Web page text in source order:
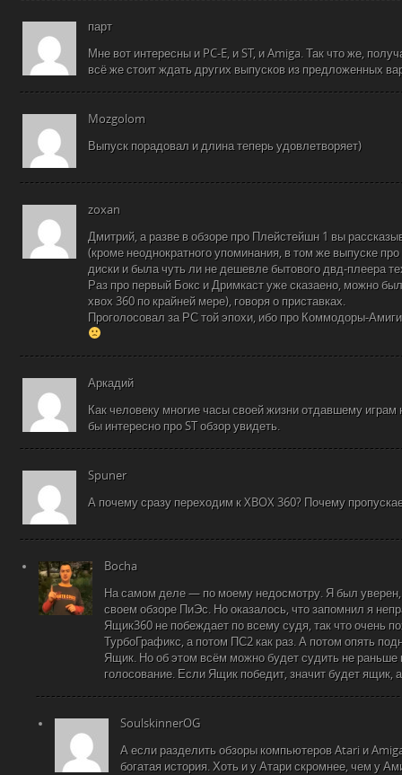
парт
Мне вот интересны и PC-E, и ST, и Amiga. Так что же,
всё же стоит ждать других выпусков из предложенных
Mozgolom
Выпуск порадовал и длина теперь удовлетворяет)
zoxan
Дмитрий, а разве в обзоре про Плейстейшн 1 вы
(кроме неоднократного упоминания, в том же выпуске
диски и была чуть ли не дешевле бытового двд-плеера
Раз про первый Бокс и Дримкаст уже сказаено, можно
хвох 360 по крайней мере), говоря о приставках.
Проголосовал за РС той эпохи, ибо про Коммодоры-
Аркадий
Как человеку многие часы своей жизни отдавшему
бы интересно про ST обзор увидеть.
Spuner
А почему сразу переходим к XBOX 360? Почему
Bocha
На самом деле — по моему недосмотру. Я был уверен,
своем обзоре ПиЭс. Но оказалось, что запомнил я
Ящик360 не побеждает по всему судя, так что очень
ТурбоГрафикс, а потом ПС2 как раз. А потом опять
Ящик. Но об этом всём можно будет судить не раньше
голосование. Если Ящик победит, значит будет ящик,
SoulskinnerOG
А если разделить обзоры компьютеров Atari и
богатая история. Хоть и у Атари скромнее, чем у